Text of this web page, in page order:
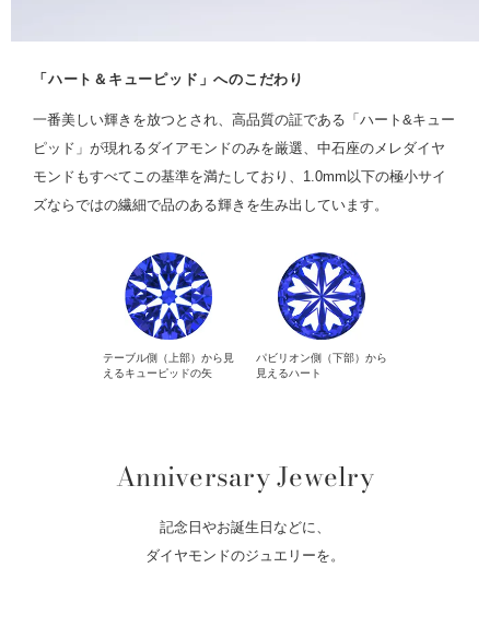
「ハート＆キューピッド」へのこだわり
一番美しい輝きを放つとされ、高品質の証である「ハート&キュー
ピッド」が現れるダイアモンドのみを厳選、中石座のメレダイヤ
モンドもすべてこの基準を満たしており、1.0mm以下の極小サイ
ズならではの繊細で品のある輝きを生み出しています。
テーブル側（上部）から見
えるキューピッドの矢
パビリオン側（下部）から
見えるハート
Anniversary Jewelry
記念日やお誕生日などに、
ダイヤモンドのジュエリーを。